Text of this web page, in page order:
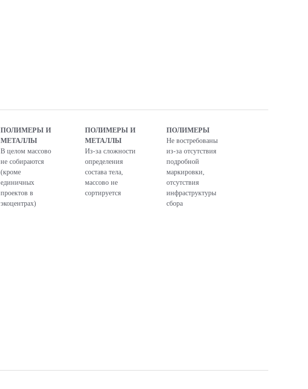
ПОЛИМЕРЫ И
МЕТАЛЛЫ
В целом массово
не собираются
(кроме
единичных
проектов в
экоцентрах)
ПОЛИМЕРЫ И
МЕТАЛЛЫ
Из-за сложности
определения
состава тела,
массово не
сортируется
ПОЛИМЕРЫ
Не востребованы
из-за отсутствия
подробной
маркировки,
отсутствия
инфраструктуры
сбора